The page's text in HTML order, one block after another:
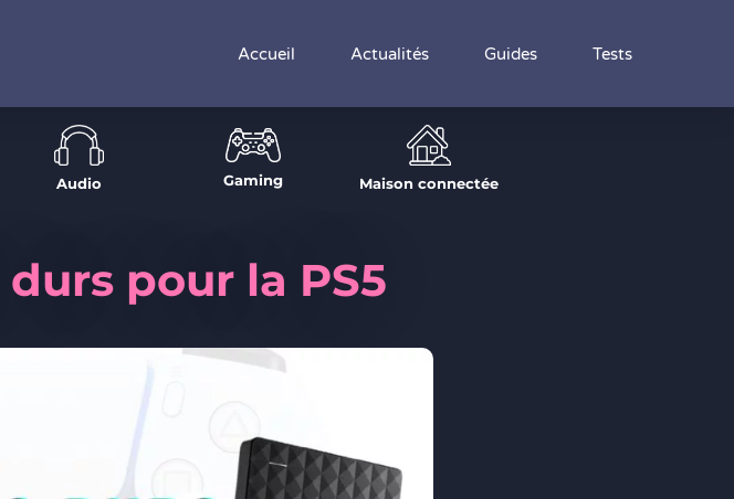
Accueil Actualités Guides Tests
Audio Gaming Maison connectée
pour la PS5